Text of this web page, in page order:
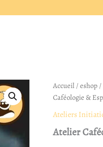
Accueil/eshop/
Caféologie &
Ateliers
Atelier
quantité
de
Caféologie
Espressologie